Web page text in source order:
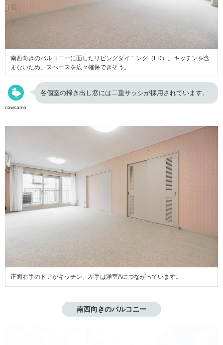
南西向きのバルコニーに面したリビングダイニング（LD）。キッチンを含
まないため、スペースを広々確保できそう。
cowcamo
各個室の掃き出し窓には二重サッシが採用されています。
正面右手のドアがキッチン、左手は洋室Aにつながっています。
南西向きのバルコニー